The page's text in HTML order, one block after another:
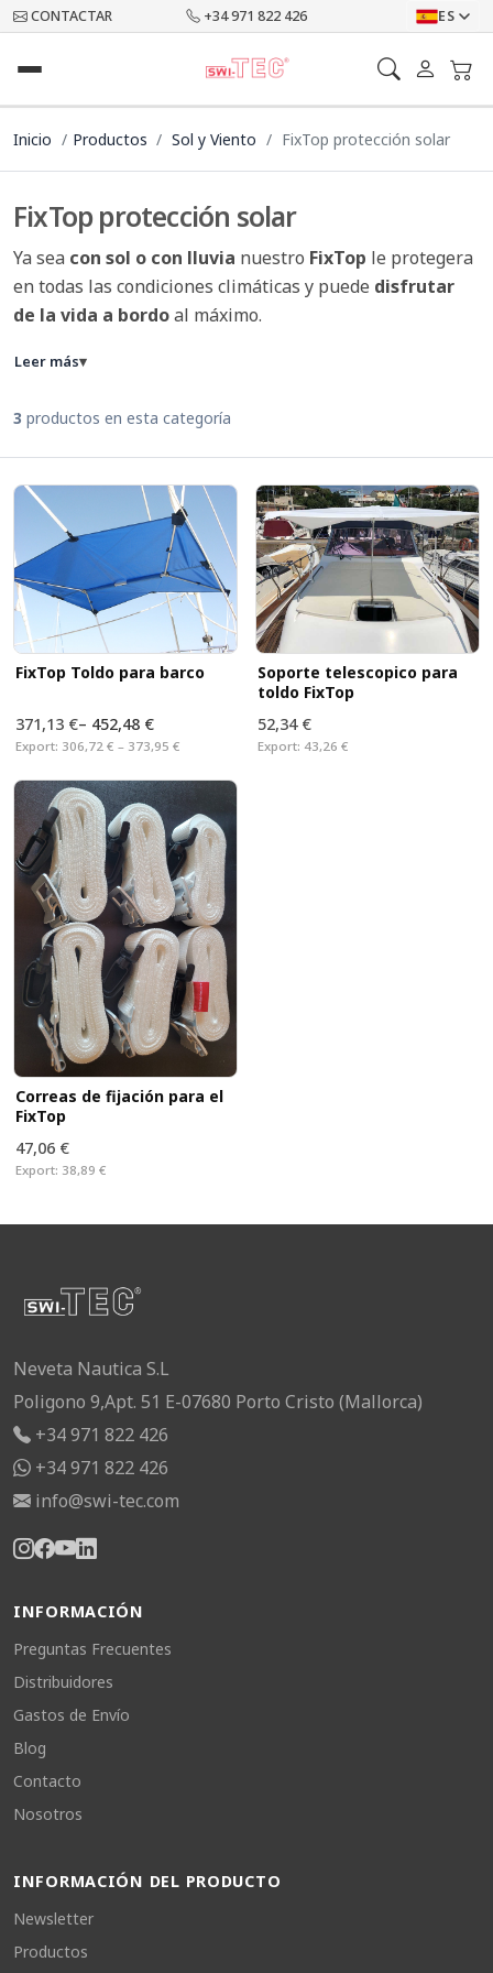
CONTACTAR +34 971 822 426 ES
Inicio Productos Sol y Viento FixTop protección solar
FixTop protección solar
Ya sea con sol o con lluvia nuestro FixTop le protegera
en todas las condiciones climáticas y puede disfrutar
de la vida a bordoal máximo.
Leer más▾
3 productos en esta categoría
FixTop Toldo para barco
371,13 €– 452,48 €
Export: 306,72 € – 373,95 €
Soporte telescopico para
toldo FixTop
52,34 €
Export: 43,26 €
Correas de fijación para el
FixTop
47,06 €
Export: 38,89 €
Neveta Nautica S.L
Poligono 9,Apt. 51 E-07680 Porto Cristo (Mallorca)
+34 971 822 426
+34 971 822 426
info@swi-tec.com
INFORMACIÓN
Preguntas Frecuentes
Distribuidores
Gastos de Envío
Blog
Contacto
Nosotros
INFORMACIÓN DEL PRODUCTO
Newsletter
Productos